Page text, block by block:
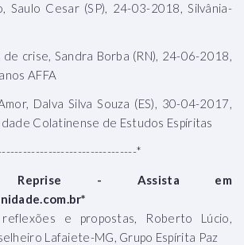
Saulo Cesar (SP), 24-03-2018, Silvânia-
de crise, Sandra Borba (RN), 24-06-2018,
AFFA
Dalva Silva Souza (ES), 30-04-2017,
Colatinense de Estudos Espíritas
*
- Assista em
e propostas, Roberto Lúcio,
Lafaiete-MG, Grupo Espírita Paz